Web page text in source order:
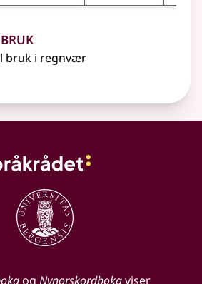
bruk i regnvær
og Nynorskordbokaviser